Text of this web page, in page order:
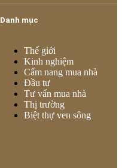
Danh mục
Thế giới
Kinh nghiệm
Cẩm nang mua nhà
Đầu tư
Tư vấn mua nhà
Thị trường
Biệt thự ven sông